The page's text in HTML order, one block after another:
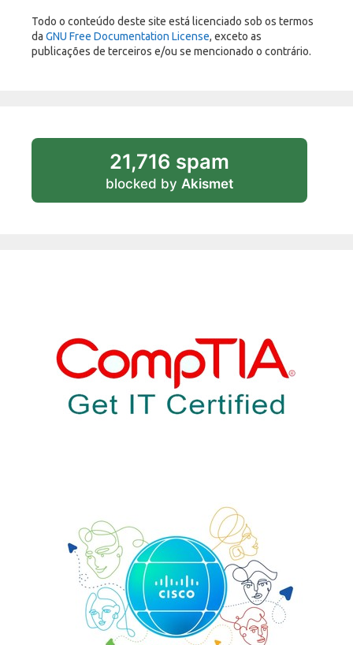
Todo o conteúdo deste site está licenciado sob os termos
da GNU Free Documentation License, exceto as
publicações de terceiros e/ou se mencionado o contrário.
21,716 spam
blocked by Akismet